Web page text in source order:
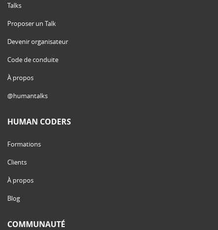
Talks
Proposer un Talk
Devenir organisateur
Code de conduite
À propos
@humantalks
HUMAN CODERS
Formations
Clients
À propos
Blog
COMMUNAUTÉ